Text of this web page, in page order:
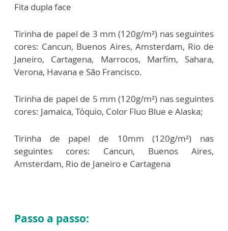
Fita dupla face
Tirinha de papel de 3 mm (120g/m²) nas seguintes
cores: Cancun, Buenos Aires, Amsterdam, Rio de
Janeiro, Cartagena, Marrocos, Marfim, Sahara,
Verona, Havana e São Francisco.
Tirinha de papel de 5 mm (120g/m²) nas seguintes
cores: Jamaica, Tóquio, Color Fluo Blue e Alaska;
Tirinha de papel de 10mm (120g/m²) nas
seguintes cores: Cancun, Buenos Aires,
Amsterdam, Rio de Janeiro e Cartagena
Passo a passo: